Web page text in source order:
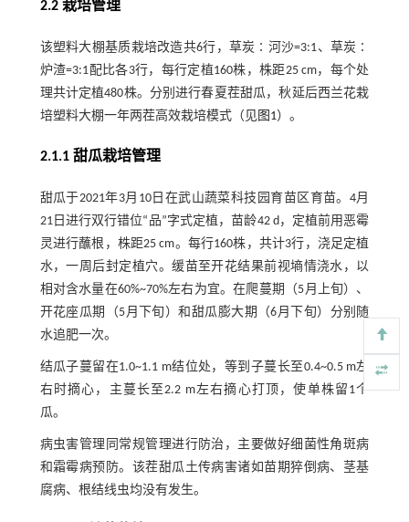
2.2 栽培管理
该塑料大棚基质栽培改造共6行，草炭∶河沙=3:1、草炭∶
炉渣=3:1配比各3行，每行定植160株，株距25 cm，每个处
理共计定植480株。分别进行春夏茬甜瓜，秋延后西兰花栽
培塑料大棚一年两茬高效栽培模式（见图1）。
2.1.1 甜瓜栽培管理
甜瓜于2021年3月10日在武山蔬菜科技园育苗区育苗。4月
21日进行双行错位“品”字式定植，苗龄42 d，定植前用恶霉
灵进行蘸根，株距25 cm。每行160株，共计3行，浇足定植
水，一周后封定植穴。缓苗至开花结果前视墒情浇水，以
相对含水量在60%~70%左右为宜。在爬蔓期（5月上旬）、
开花座瓜期（5月下旬）和甜瓜膨大期（6月下旬）分别随
水追肥一次。
结瓜子蔓留在1.0~1.1 m结位处，等到子蔓长至0.4~0.5 m左
右时摘心，主蔓长至2.2 m左右摘心打顶，使单株留1个
瓜。
病虫害管理同常规管理进行防治，主要做好细菌性角斑病
和霜霉病预防。该茬甜瓜土传病害诸如苗期猝倒病、茎基
腐病、根结线虫均没有发生。